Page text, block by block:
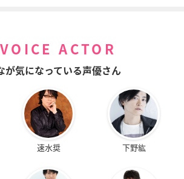
VOICE ACTOR
が気になっている声優さん
速水奨 下野紘